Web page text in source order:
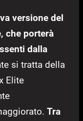
versione del
che porterà
dalla
si tratta della
Elite
Tra